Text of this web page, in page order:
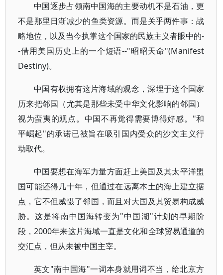
中国逐步占领南中国海的主要动机不是石油，更
不是那里日渐减少的鱼类资源。而是关乎两件事：战
略地位，以及当今执掌这个国家的民族主义者眼中的-
-借用美国历史上的一个短语--"昭昭天命"(Manifest
Destiny)。
中国有权拥有这片海域的观念，深埋于这个国家
历来把邻国（尤其是那些未受中华文化影响的邻国）
视为蛮夷的观点。中国不再觉得需要博得好感。"和
平崛起"的承诺已被旨在吸引国内受众的沙文主义行
动取代。
中国要想在海军力量方面赶上美国及其太平洋盟
国可能还得几十年，但通过在远离本土的海上建立据
点，它不但威慑了邻国，而且对大国及其贸易构成威
胁。这是将南中国海转变为"中国湖"计划的早期阶
段，2000年来这片海域一直是文化和全球贸易通道的
交汇点，但从未被中国主宰。
英文"南中国海"一词本身就用词不当，给北京方